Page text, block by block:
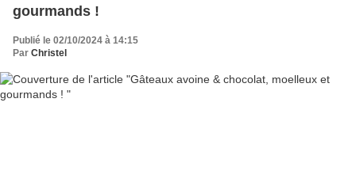
gourmands !
Publié le 02/10/2024 à 14:15
Par Christel